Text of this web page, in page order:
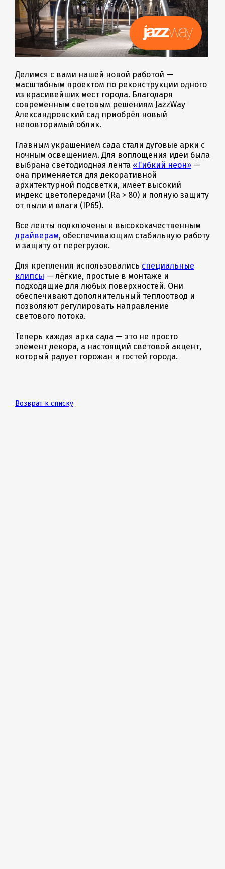
Делимся с вами нашей новой работой —
масштабным проектом по реконструкции одного
из красивейших мест города. Благодаря
современным световым решениям JazzWay
Александровский сад приобрёл новый
неповторимый облик.
Главным украшением сада стали дуговые арки с
ночным освещением. Для воплощения идеи была
выбрана светодиодная лента «Гибкий неон» —
она применяется для декоративной
архитектурной подсветки, имеет высокий
индекс цветопередачи (Ra > 80) и полную защиту
от пыли и влаги (IP65).
Все ленты подключены к высококачественным
драйверам, обеспечивающим стабильную работу
и защиту от перегрузок.
Для крепления использовались специальные
клипсы — лёгкие, простые в монтаже и
подходящие для любых поверхностей. Они
обеспечивают дополнительный теплоотвод и
позволяют регулировать направление
светового потока.
Теперь каждая арка сада — это не просто
элемент декора, а настоящий световой акцент,
который радует горожан и гостей города.
Возврат к списку